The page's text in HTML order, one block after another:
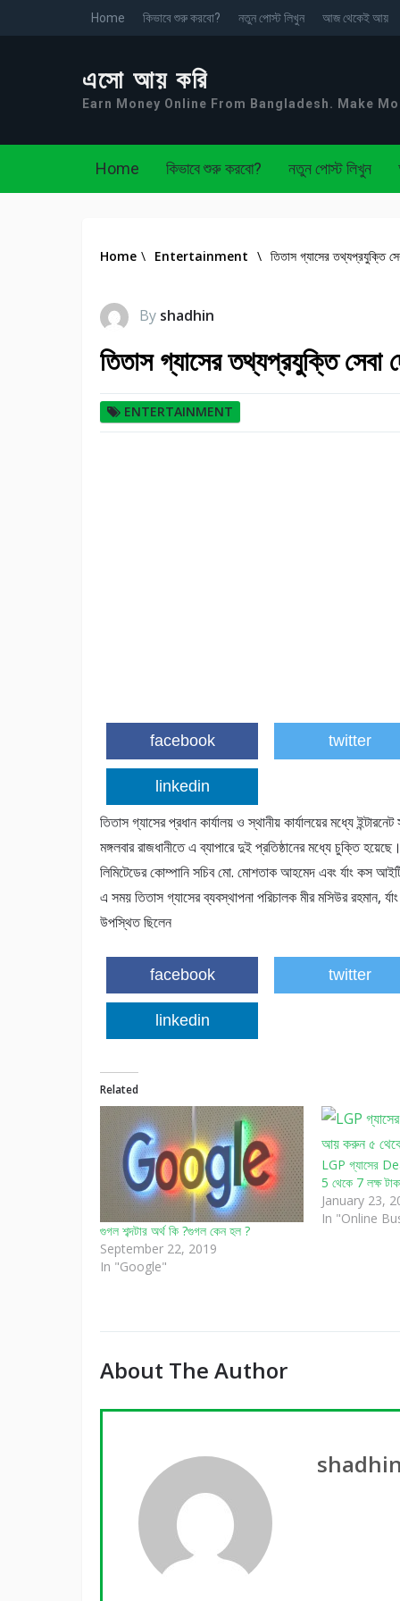
Home কিভাবে শুরু করবো? নতুন পোস্ট লিখুন আজ থেকেই আয়
এসো আয় করি
Earn Money Online From Bangladesh. Make
Home কিভাবে শুরু করবো? নতুন পোস্ট লিখুন
Home \ Entertainment \ তিতাস গ্যাসের তথ্যপ্রযুক্তি
By shadhin
তিতাস গ্যাসের তথ্যপ্রযুক্তি সেবা
ENTERTAINMENT
facebook twitter
linkedin
তিতাস গ্যাসের প্রধান কার্যালয় ও স্থানীয় কার্যালয়ের মধ্যে
মঙ্গলবার রাজধানীতে এ ব্যাপারে দুই প্রতিষ্ঠানের মধ্যে চুক্তি
লিমিটেডের কোম্পানি সচিব মো. মোশতাক আহমেদ এবং র্যাং কস
এ সময় তিতাস গ্যাসের ব্যবস্থাপনা পরিচালক মীর মসিউর রহমান,
উপস্থিত ছিলেন
facebook twitter
linkedin
Related
গুগল শব্দটার অর্থ কি ?গুগল কেন হল ?
September 22, 2019
In "Google"
LGP গ্যাসের
5 থেকে 7 লক্ষ
January 23,
In "Online
About The Author